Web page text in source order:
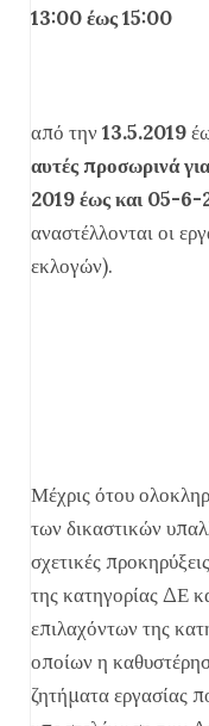
13:00 έως 15:00
από την13.5.2019
αυτές προσωρινά
2019 έως και 05-6-
αναστέλλονται οι
εκλογών).
Μέχρις ότου
των δικαστικών
σχετικές
της κατηγορίας ΔΕ
επιλαχόντων της
οποίων η
ζητήματα εργασίας